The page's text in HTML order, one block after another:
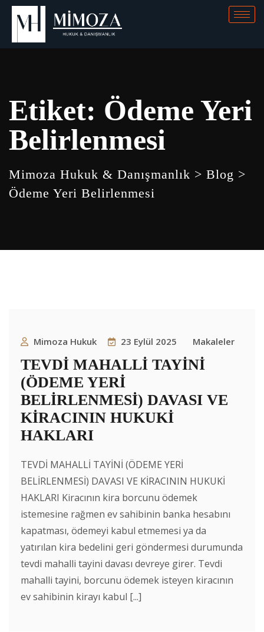
Etiket: Ödeme Yeri
Belirlenmesi
Mimoza Hukuk & Danışmanlık > Blog >
Ödeme Yeri Belirlenmesi
Mimoza Hukuk 23 Eylül 2025 Makaleler
TEVDİ MAHALLİ TAYİNİ
(ÖDEME YERİ
BELİRLENMESİ) DAVASI VE
KİRACININ HUKUKİ
HAKLARI
TEVDİ MAHALLİ TAYİNİ (ÖDEME YERİ
BELİRLENMESİ) DAVASI VE KİRACININ HUKUKİ
HAKLARI Kiracının kira borcunu ödemek
istemesine rağmen ev sahibinin banka hesabını
kapatması, ödemeyi kabul etmemesi ya da
yatırılan kira bedelini geri göndermesi durumunda
tevdi mahalli tayini davası devreye girer. Tevdi
mahalli tayini, borcunu ödemek isteyen kiracının
ev sahibinin kirayı kabul [...]